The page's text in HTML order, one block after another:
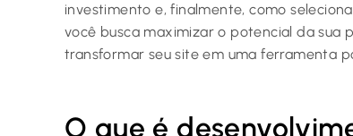
investimento e, finalmente, como
você busca maximizar o potencial da sua
transformar seu site em uma ferramenta
O que é